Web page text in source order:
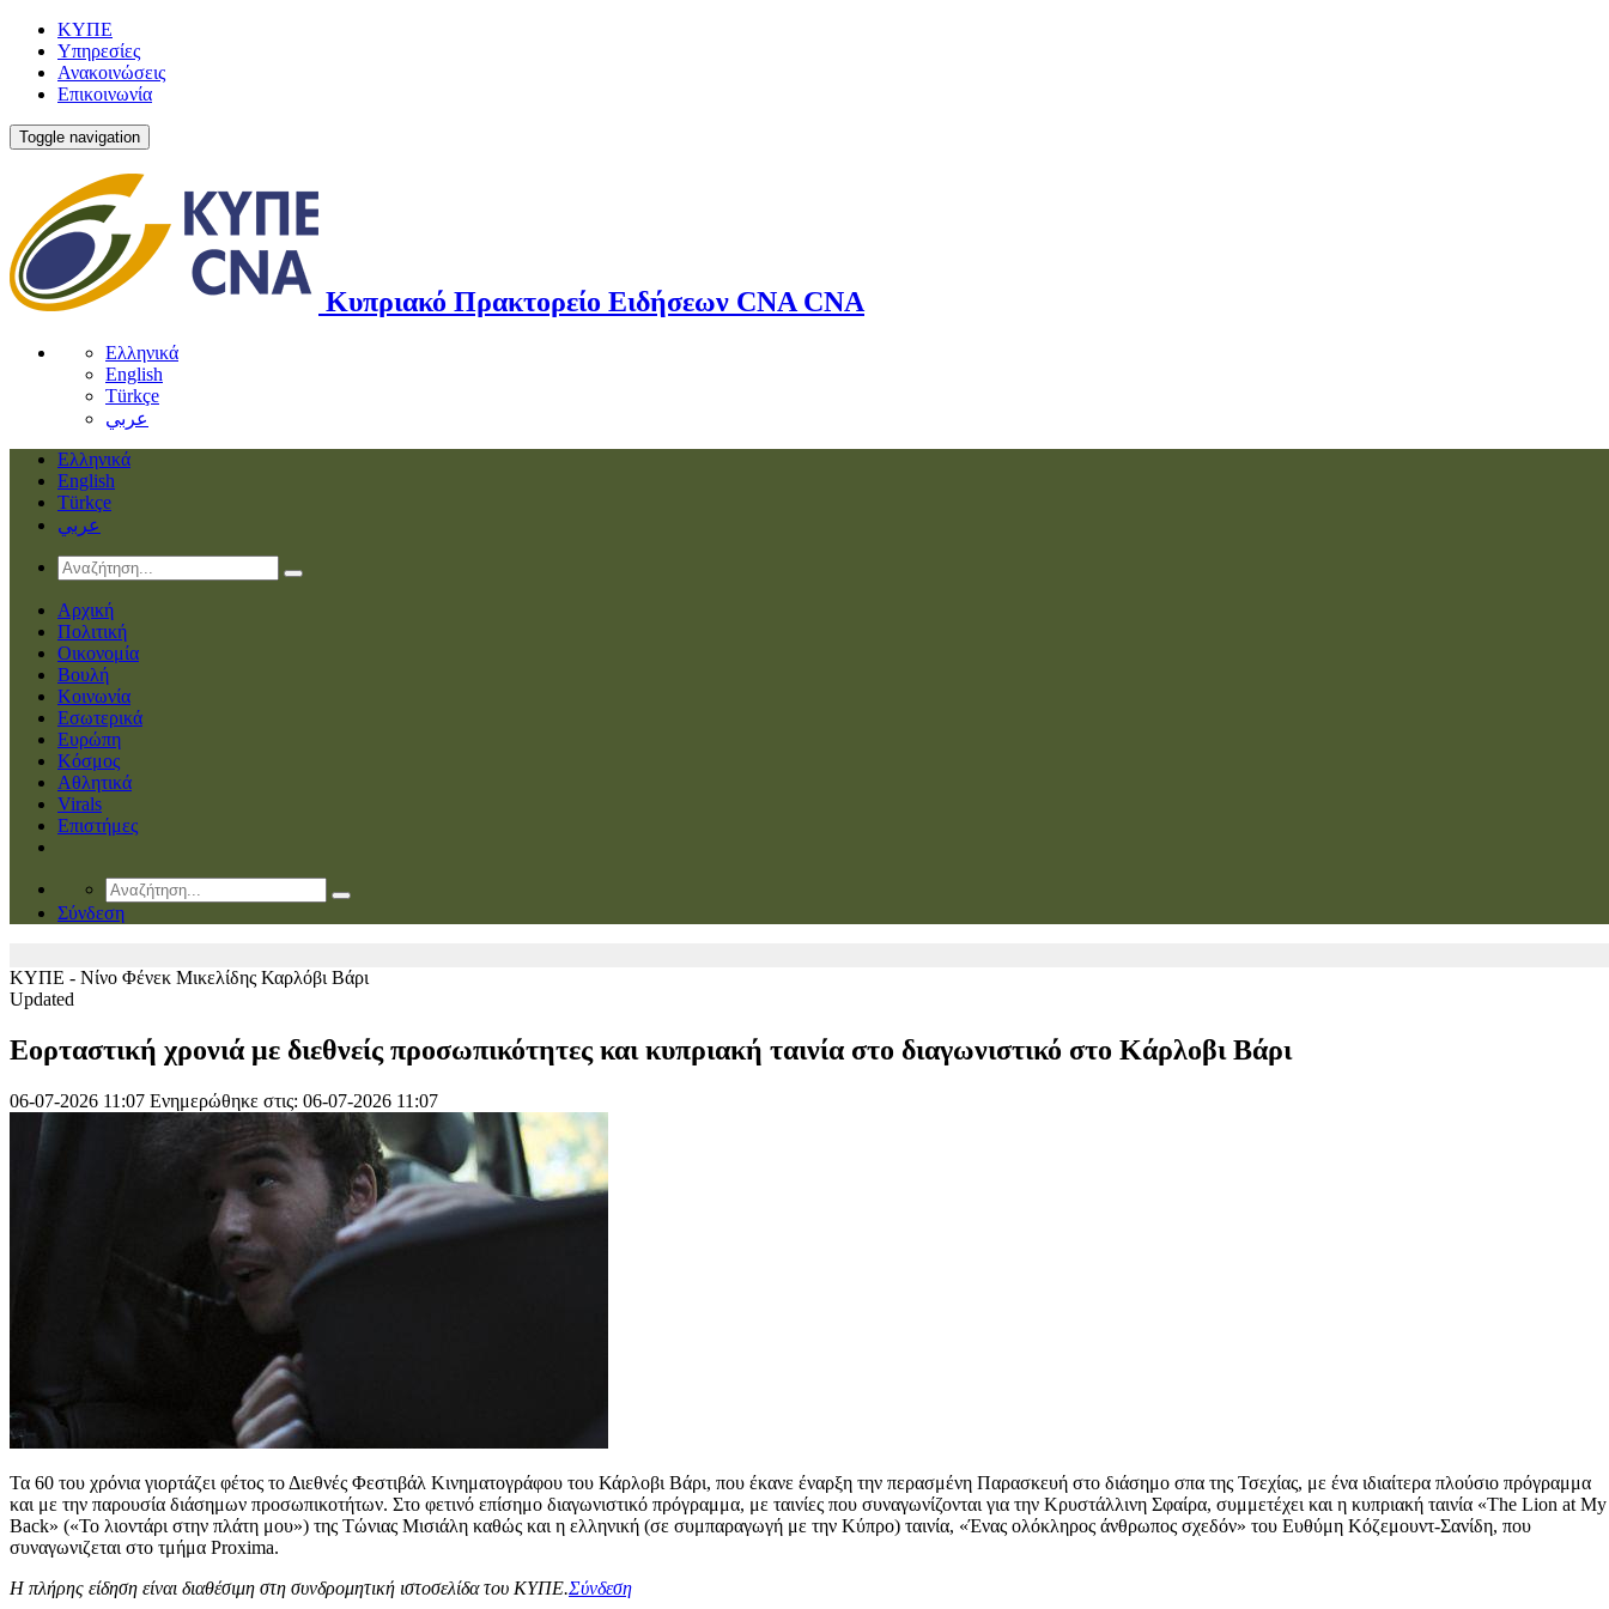
ΚΥΠΕ
Υπηρεσίες
Ανακοινώσεις
Επικοινωνία
Toggle navigation
Κυπριακό Πρακτορείο Ειδήσεων CNA CNA
Ελληνικά
English
Türkçe
عربي
Ελληνικά
English
Türkçe
عربي
Αρχική
Πολιτική
Οικονομία
Βουλή
Κοινωνία
Εσωτερικά
Ευρώπη
Κόσμος
Αθλητικά
Virals
Επιστήμες
Σύνδεση
ΚΥΠΕ - Νίνο Φένεκ Μικελίδης Καρλόβι Βάρι
Updated
Εορταστική χρονιά με διεθνείς προσωπικότητες και κυπριακή ταινία στο διαγωνιστικό στο Κάρλοβι Βάρι
06-07-2026 11:07 Ενημερώθηκε στις: 06-07-2026 11:07
Τα 60 του χρόνια γιορτάζει φέτος το Διεθνές Φεστιβάλ Κινηματογράφου του Κάρλοβι Βάρι, που έκανε έναρξη την περασμένη Παρασκευή στο διάσημο σπα της Τσεχίας, με ένα ιδιαίτερα πλούσιο πρόγραμμα
και με την παρουσία διάσημων προσωπικοτήτων. Στο φετινό επίσημο διαγωνιστικό πρόγραμμα, με ταινίες που συναγωνίζονται για την Κρυστάλλινη Σφαίρα, συμμετέχει και η κυπριακή ταινία «The Lion at My
Back» («Το λιοντάρι στην πλάτη μου») της Τώνιας Μισιάλη καθώς και η ελληνική (σε συμπαραγωγή με την Κύπρο) ταινία, «Ένας ολόκληρος άνθρωπος σχεδόν» του Ευθύμη Κόζεμουντ-Σανίδη, που
συναγωνιζεται στο τμήμα Proxima.
Η πλήρης είδηση είναι διαθέσιμη στη συνδρομητική ιστοσελίδα του ΚΥΠΕ.Σύνδεση